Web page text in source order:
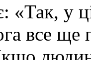
«Так, у
все ще